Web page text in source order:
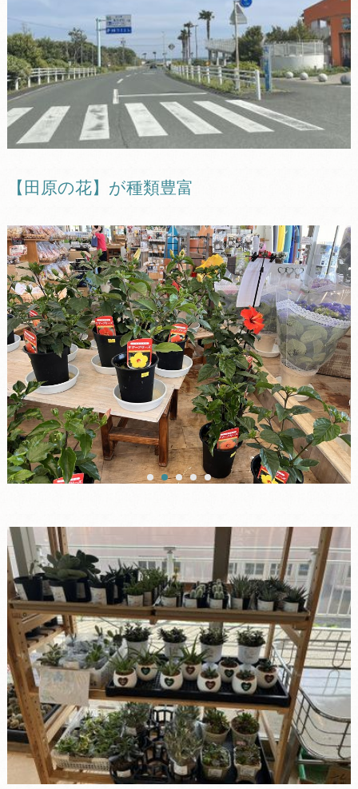
【田原の花】が種類豊富